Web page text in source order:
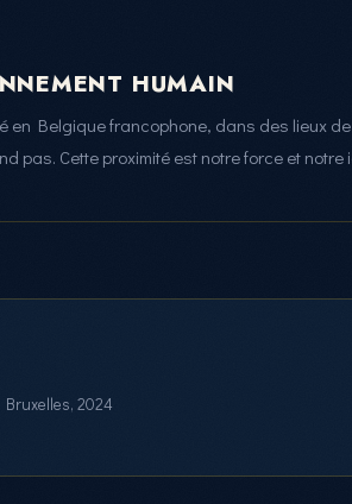
HUMAIN
en Belgique francophone, dans des lieux
pas. Cette proximité est notre force et notre
Bruxelles, 2024